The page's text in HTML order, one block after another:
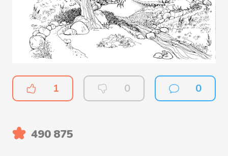
1 0 0
490 875